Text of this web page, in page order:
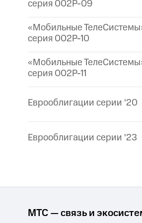
серия 002P-09
«Мобильные
серия 002P-10
«Мобильные
серия 002P-11
Еврооблигации серии '20
Еврооблигации серии '23
МТС — связь и